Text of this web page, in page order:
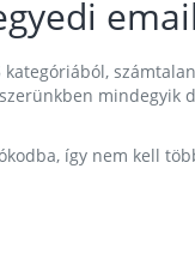
mindegyik
így nem kell